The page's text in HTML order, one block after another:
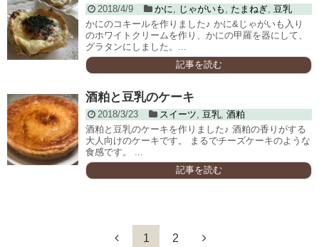
2018/4/9 かに, じゃがいも , たまねぎ, 豆乳
かにのコキールを作りました♪ かに&じゃがいも入り
のホワイトクリームを作り、かにの甲羅を器にして、
グラタンにしました。...
記事を読む
酒粕と豆乳のケーキ
2018/3/23 スイーツ, 豆乳, 酒粕
酒粕と豆乳のケーキを作りました♪ 酒粕の香りがする
大人向けのケーキです。 まるでチーズケーキのような
食感です。 ...
記事を読む
1 2